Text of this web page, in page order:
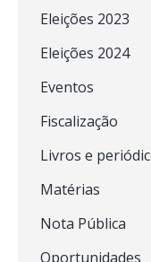
Eleições 2023
Eleições 2024
Eventos
Fiscalização
Livros e
Matérias
Nota Pública
Oportunidades